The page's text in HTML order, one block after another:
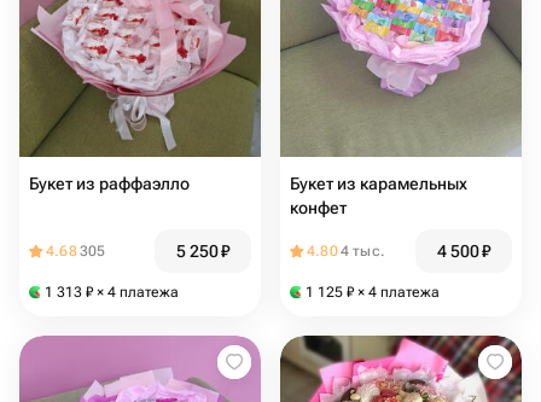
Букет из раффаэлло
4.68305 5 250₽
1 313 ₽ × 4 платежа
Букет из карамельных
конфет
4.804 тыс. 4 500₽
1 125 ₽ × 4 платежа